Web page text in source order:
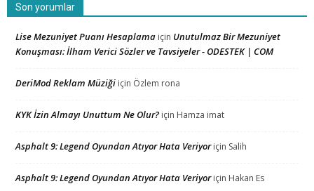
Son yorumlar
Lise Mezuniyet Puanı Hesaplama için Unutulmaz Bir Mezuniyet
Konuşması: İlham Verici Sözler ve Tavsiyeler - ODESTEK | COM
DeriMod Reklam Müziği için Özlem rona
KYK İzin Almayı Unuttum Ne Olur? için Hamza imat
Asphalt 9: Legend Oyundan Atıyor Hata Veriyoriçin Salih
Asphalt 9: Legend Oyundan Atıyor Hata Veriyoriçin Hakan Es